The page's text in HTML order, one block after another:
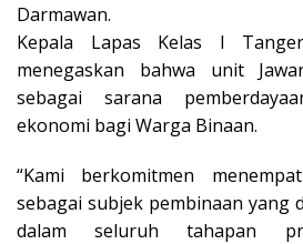
Darmawan.
Kepala Lapas Kelas I
menegaskan bahwa unit
sebagai sarana
ekonomi bagi Warga Binaan.
“Kami berkomitmen
sebagai subjek pembinaan yang
dalam seluruh tahapan